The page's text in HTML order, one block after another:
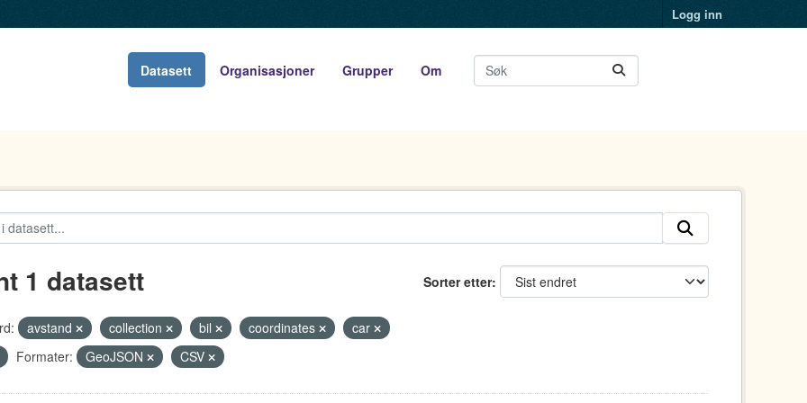
Logg inn
Datasett Organisasjoner Grupper Om
Sorter etter
1 datasett
avstand collection bil coordinates
car
Formater: GeoJSON CSV